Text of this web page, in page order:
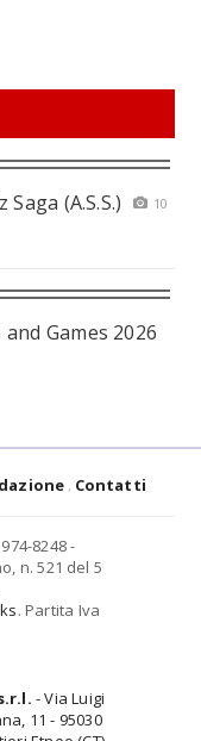
(A.S.S.)
10
Games 2026
Contatti
8248 -
n. 521 del 5
. Partita Iva
- Via Luigi
11 - 95030